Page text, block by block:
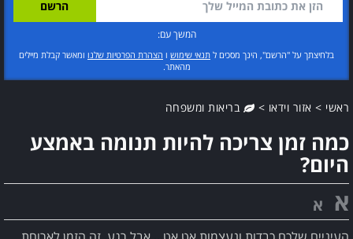
המשך עם:
בלחיצתך על "הרשם", הינך מסכים ל תנאי שימוש ו הצהרת הפרטיות שלנו ומאשר קבלת מיילים
מהאתר.
ראשי > אזור וידאו > בריאות ומשפחה
כמה זמן צריכה להיות תנומה באמצע
היום?
א א